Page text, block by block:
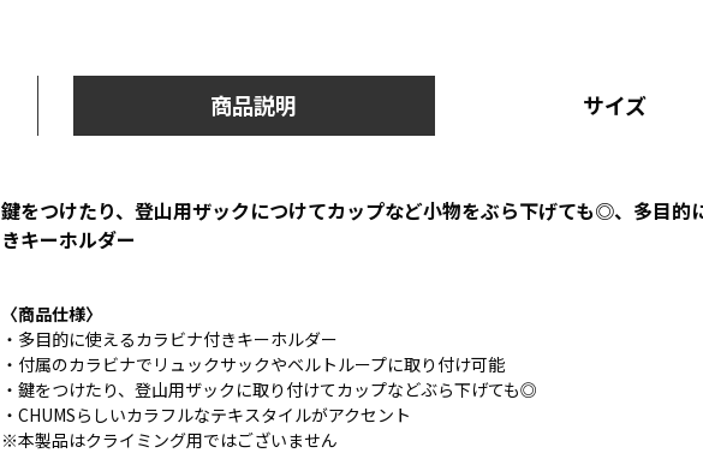
商品説明 サイズ
鍵をつけたり、登山用ザックにつけてカップなど小物をぶら下げても◎、多目的
きキーホルダー
〈商品仕様〉
・多目的に使えるカラビナ付きキーホルダー
・付属のカラビナでリュックサックやベルトループに取り付け可能
・鍵をつけたり、登山用ザックに取り付けてカップなどぶら下げても◎
・CHUMSらしいカラフルなテキスタイルがアクセント
※本製品はクライミング用ではございません